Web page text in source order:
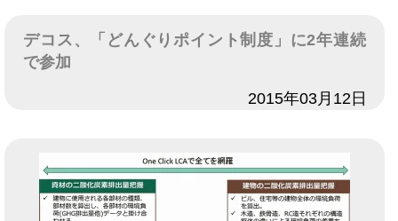
デコス、「どんぐりポイント制度」に2年連続
で参加
2015年03月12日